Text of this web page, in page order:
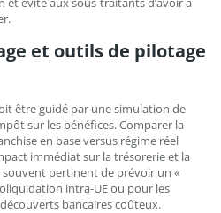
et outils de pilotage
être guidé par une simulation de
sur les bénéfices. Comparer la
en base versus régime réel
immédiat sur la trésorerie et la
souvent pertinent de prévoir un «
intra-UE ou pour les
bancaires coûteux.